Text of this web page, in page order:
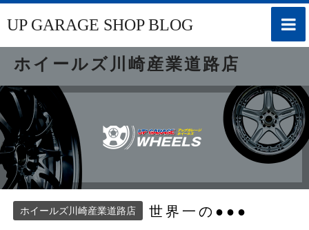
toggle
UP GARAGE SHOP BLOG
ホイールズ川崎産業道路店
ホイールズ川崎産業道路店 世界一の●●●